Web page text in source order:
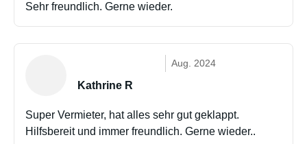
Sehr freundlich. Gerne wieder.
Aug. 2024
Kathrine R
Super Vermieter, hat alles sehr gut geklappt.
Hilfsbereit und immer freundlich. Gerne wieder..